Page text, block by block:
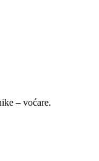
– voćare.